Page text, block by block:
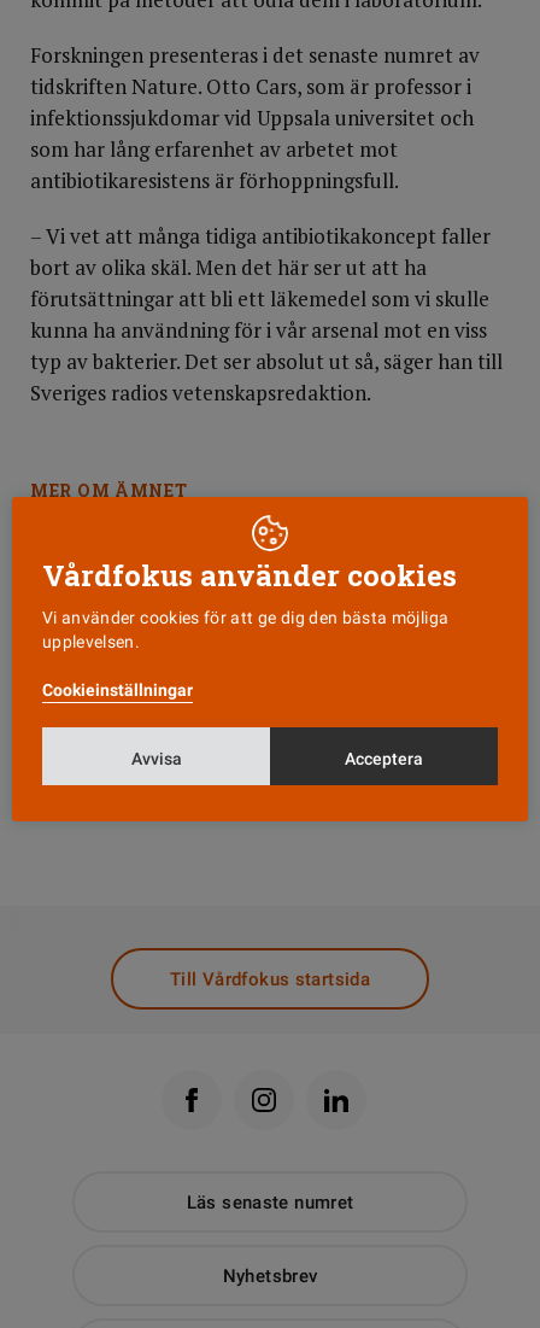
Forskningen presenteras i det senaste numret av
tidskriften Nature. Otto Cars, som är professor i
infektionssjukdomar vid Uppsala universitet och
som har lång erfarenhet av arbetet mot
antibiotikaresistens är förhoppningsfull.
– Vi vet att många tidiga antibiotikakoncept faller
bort av olika skäl. Men det här ser ut att ha
förutsättningar att bli ett läkemedel som vi skulle
kunna ha användning för i vår arsenal mot en viss
typ av bakterier. Det ser absolut ut så, säger han till
Sveriges radios vetenskapsredaktion.
MER OM ÄMNET
Svenskt initiativ till toppmöte om
Var tjugonde svensk bär på resistenta
bakterier
Allt mer resistenta bakterier på sjukhusen
Syntetiskt dna kan bli nytt smart antibiotika
Mycket svårt stoppa spridningen av
EU miljardsatsar på utveckling av nya
Till Vårdfokus startsida
Läs senaste numret
Nyhetsbrev
Vårdfokus använder cookies
Vi använder cookies för att ge dig den bästa möjliga
upplevelsen.
Cookieinställningar
Avvisa Acceptera